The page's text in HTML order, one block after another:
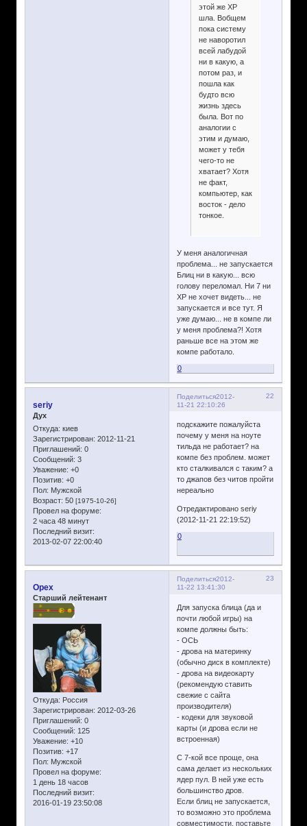
этой же ХР
шла. Вобщем
пока систему
не наворотил
всей лабудой
ни в какую, а
потом раз, и
пошла как
будто всю
жизнь здесь
была. Вот по
аналогии с
этим и думаю,
может у тебя
чего-то не
хватает? Хотя
не факт,
компьютер, как
восток - дело
тонкое.
У меня аналогичная
проблема... не запускается
Блиц ни в какую... всю
голову переломал. Ни 7 ни
XP не хочет видеть... не
запускается и все тут. Я
уже думаю... не в компе ли
у меня проблема?! Хотя
раньше все на этом же
компе работало.
0
Поделиться 22
2012-
11-21 22:10:26
seriy
Дух
Откуда: киев
Зарегистрирован: 2012-11-21
Приглашений: 0
Сообщений: 3
Уважение: +0
Позитив: +0
Пол: Мужской
Возраст: 50 [1975-10-26]
Провел на форуме:
2 часа 48 минут
Последний визит:
2013-02-07 22:00:40
подскажите пожалуйста
почему у меня на ноуте
тильда не работает? на
компе без проблем. может
кто сталкивался с таким? а
то джапов без читов пройти
нереально
Отредактировано seriy
(2012-11-21 22:19:52)
0
Поделиться 23
2012-
11-22 13:41:30
Opex
Старший лейтенант
Откуда: Россия
Зарегистрирован: 2012-03-26
Приглашений: 0
Сообщений: 125
Уважение: +10
Позитив: +17
Пол: Мужской
Провел на форуме:
1 день 18 часов
Последний визит:
2016-01-19 23:50:08
Для запуска блица (да и
почти любой игры) на
компе должны быть:
- ОСЬ
- дрова на материнку
(обычно диск в комплекте)
- дрова на видеокарту
(рекомендую ставить
свежие с сайта
производителя)
- кодеки для звуковой
карты (и дрова если не
встроенная)
С 7-кой все проще, она
сама делает из нескольких
ядер пул. В ней уже есть
большинство дров.
Если блиц не запускается,
то возможно это проблема
совместимости, поставьте